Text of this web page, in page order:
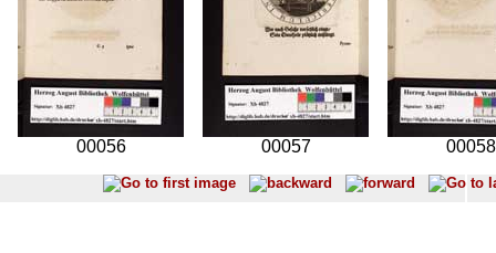
00056 00057 00058